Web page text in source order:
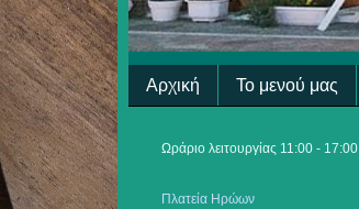
Αρχική Το μενού μας
Ωράριο λειτουργίας 11:00 - 17:00
Πλατεία Ηρώων